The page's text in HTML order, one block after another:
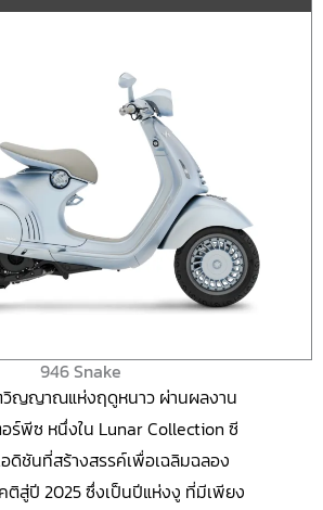
946 Snake
ญญาณแห่งฤดูหนาว ผ่านผลงาน
อร์พีซ หนึ่งใน Lunar Collection ซี
ดิชันที่สร้างสรรค์เพื่อเฉลิมฉลอง
สู่ปี 2025 ซึ่งเป็นปีแห่งงู ที่มีเพียง